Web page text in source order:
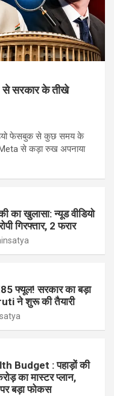
से सरकार के तीखे
फेसबुक से कुछ समय के
से कड़ा रुख अपनाया
का खुलासा: न्यूड वीडियो
गिरफ्तार, 2 फरार
फ्यूल! सरकार का बड़ा
ने शुरू की तैयारी
Budget : पहाड़ों की
का मास्टर प्लान,
बड़ा फोकस